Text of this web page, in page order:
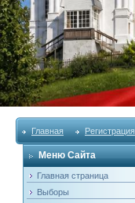
Главная Регистрация
Меню Сайта
Главная страница
Выборы